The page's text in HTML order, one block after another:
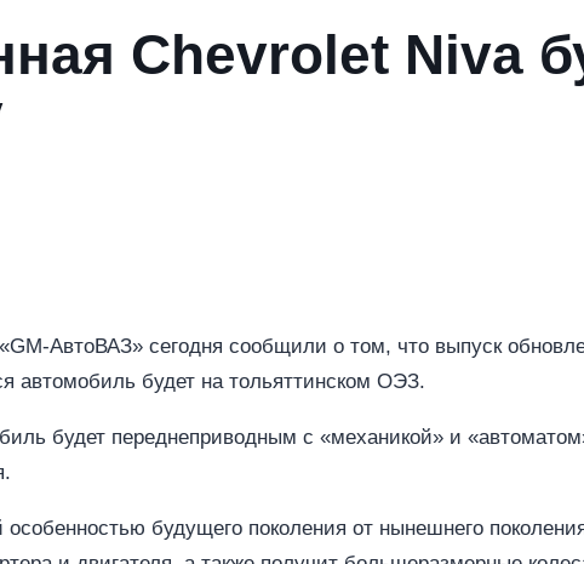
Chevrolet Niva
АвтоВАЗ» сегодня сообщили о том, что выпуск
автомобиль будет на тольяттинском ОЭЗ.
будет переднеприводным с «механикой» и
особенностью будущего поколения от нынешнего